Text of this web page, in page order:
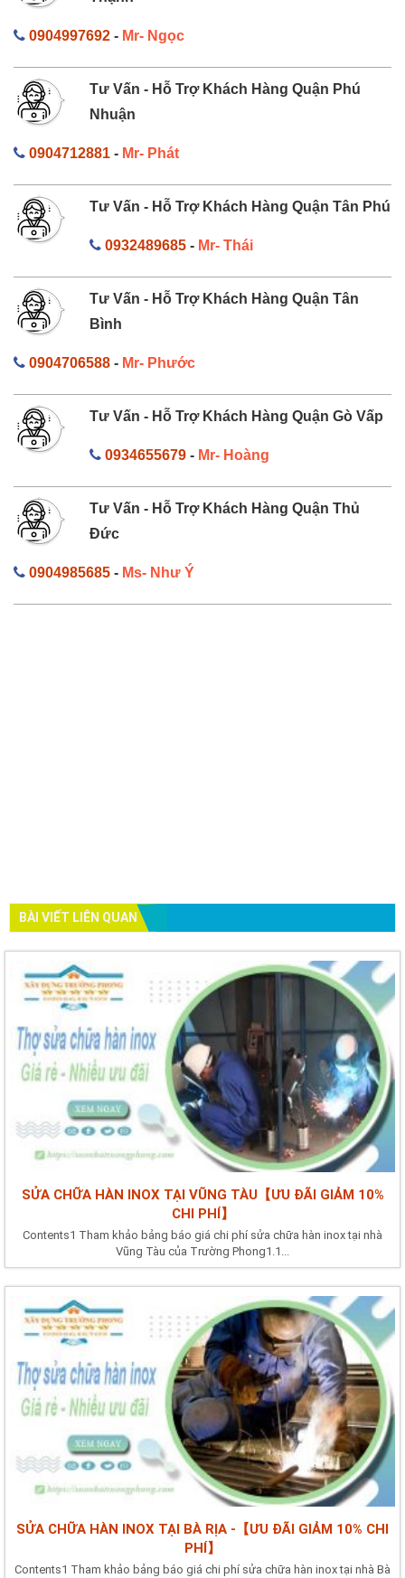
0904997692 - Mr- Ngọc
Tư Vấn - Hỗ Trợ Khách Hàng Quận Phú
Nhuận
0904712881 - Mr- Phát
Tư Vấn - Hỗ Trợ Khách Hàng Quận Tân Phú
0932489685- Mr- Thái
Tư Vấn - Hỗ Trợ Khách Hàng Quận Tân
Bình
0904706588 - Mr- Phước
Tư Vấn - Hỗ Trợ Khách Hàng Quận Gò Vấp
0934655679- Mr- Hoàng
Tư Vấn - Hỗ Trợ Khách Hàng Quận Thủ
Đức
0904985685 - Ms- Như Ý
BÀI VIẾT LIÊN QUAN
SỬA CHỮA HÀN INOX TẠI VŨNG TÀU【ƯU ĐÃI GIẢM 10%
CHI PHÍ】
Contents1 Tham khảo bảng báo giá chi phí sửa chữa hàn inox tại nhà
Vũng Tàu của Trường Phong1.1...
SỬA CHỮA HÀN INOX TẠI BÀ RỊA -【ƯU ĐÃI GIẢM 10% CHI
PHÍ】
Contents1 Tham khảo bảng báo giá chi phí sửa chữa hàn inox tại nhà Bà